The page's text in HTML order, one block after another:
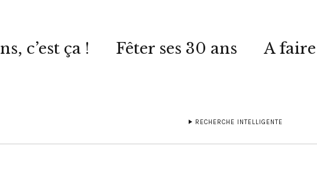
c’est ça ! Fêter ses 30 ans A
RECHERCHE INTELLIGENTE